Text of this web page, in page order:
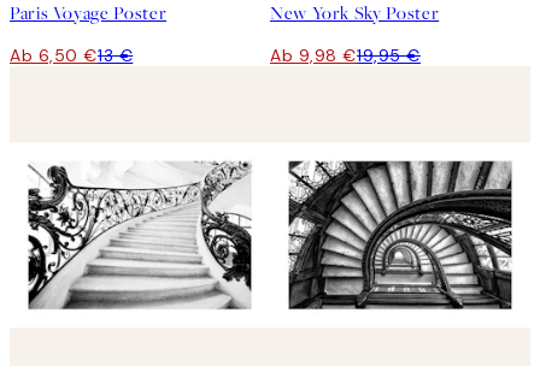
Paris Voyage Poster
Ab 6,50 €13 €
New York Sky Poster
Ab 9,98 €19,95 €